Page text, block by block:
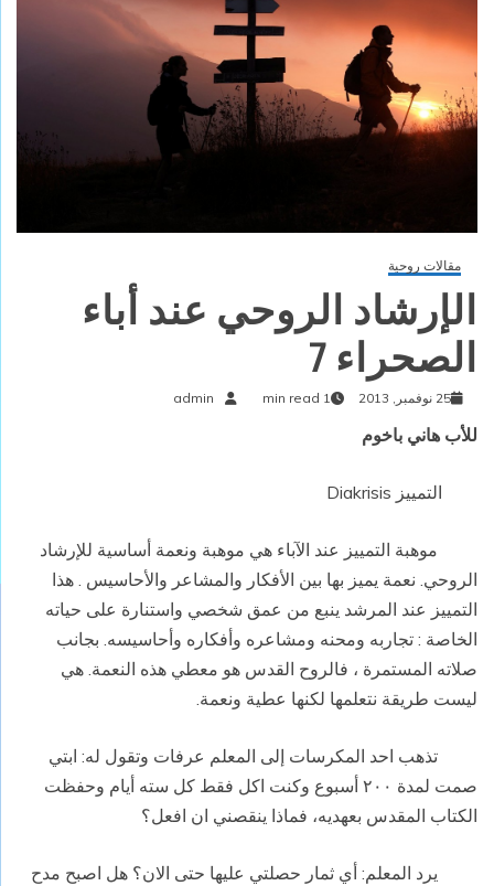
مقالات روحية
الإرشاد الروحي عند أباء
الصحراء 7
25 نوفمبر, 2013 1 min read
admin
للأب هاني باخوم
التمييز Diakrisis
موهبة التمييز عند الآباء هي موهبة ونعمة أساسية للإرشاد
الروحي. نعمة يميز بها بين الأفكار والمشاعر والأحاسيس . هذا
التمييز عند المرشد ينبع من عمق شخصي واستنارة على حياته
الخاصة : تجاربه ومحنه ومشاعره وأفكاره وأحاسيسه. بجانب
صلاته المستمرة ، فالروح القدس هو معطي هذه النعمة. هي
ليست طريقة نتعلمها لكنها عطية ونعمة.
تذهب احد المكرسات إلى المعلم عرفات وتقول له: ابتي
صمت لمدة ٢٠٠ أسبوع وكنت اكل فقط كل سته أيام وحفظت
الكتاب المقدس بعهديه، فماذا ينقصني ان افعل؟
يرد المعلم: أي ثمار حصلتي عليها حتى الان؟ هل اصبح مدح